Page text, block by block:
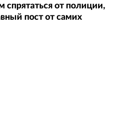
спрятаться от полиции,
пост от самих